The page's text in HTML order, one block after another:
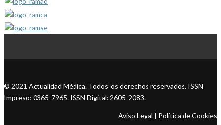
© 2021 Actualidad Médica. Todos los derechos reservados. ISSN
Impreso: 0365-7965. ISSN Digital: 2605-2083.
Aviso Legal | Política de Cookies